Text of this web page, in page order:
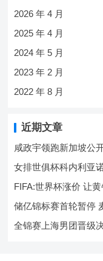
2026 年 4 月
2025 年 4 月
2024 年 5 月
2023 年 2 月
2022 年 8 月
近期文章
咸政宇领跑新加坡公
女排世俱杯科内利亚
FIFA:世界杯涨价 让
储亿锦标赛首轮暂停
全锦赛上海男团晋级